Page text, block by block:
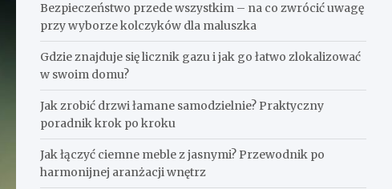
Bezpieczeństwo przede wszystkim – na co zwrócić uwagę
przy wyborze kolczyków dla maluszka
Gdzie znajduje się licznik gazu i jak go łatwo zlokalizować
w swoim domu?
Jak zrobić drzwi łamane samodzielnie? Praktyczny
poradnik krok po kroku
Jak łączyć ciemne meble z jasnymi? Przewodnik po
harmonijnej aranżacji wnętrz